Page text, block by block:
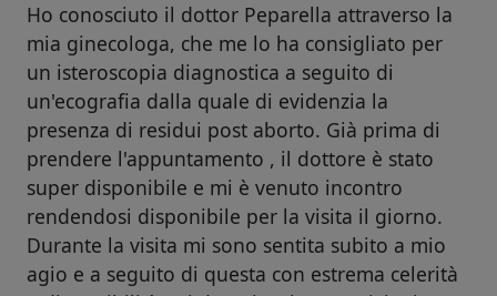
Ho conosciuto il dottor Peparella attraverso la
mia ginecologa, che me lo ha consigliato per
un isteroscopia diagnostica a seguito di
un'ecografia dalla quale di evidenzia la
presenza di residui post aborto. Già prima di
prendere l'appuntamento , il dottore è stato
super disponibile e mi è venuto incontro
rendendosi disponibile per la visita il giorno.
Durante la visita mi sono sentita subito a mio
agio e a seguito di questa con estrema celerità